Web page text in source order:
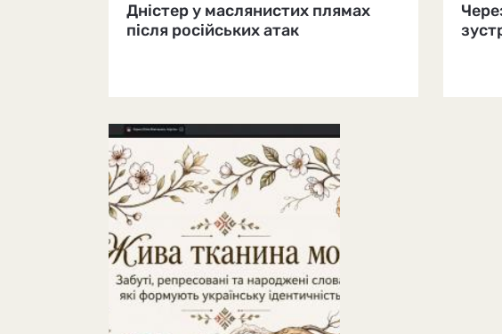
Дністер у маслянистих плямах
після російських атак